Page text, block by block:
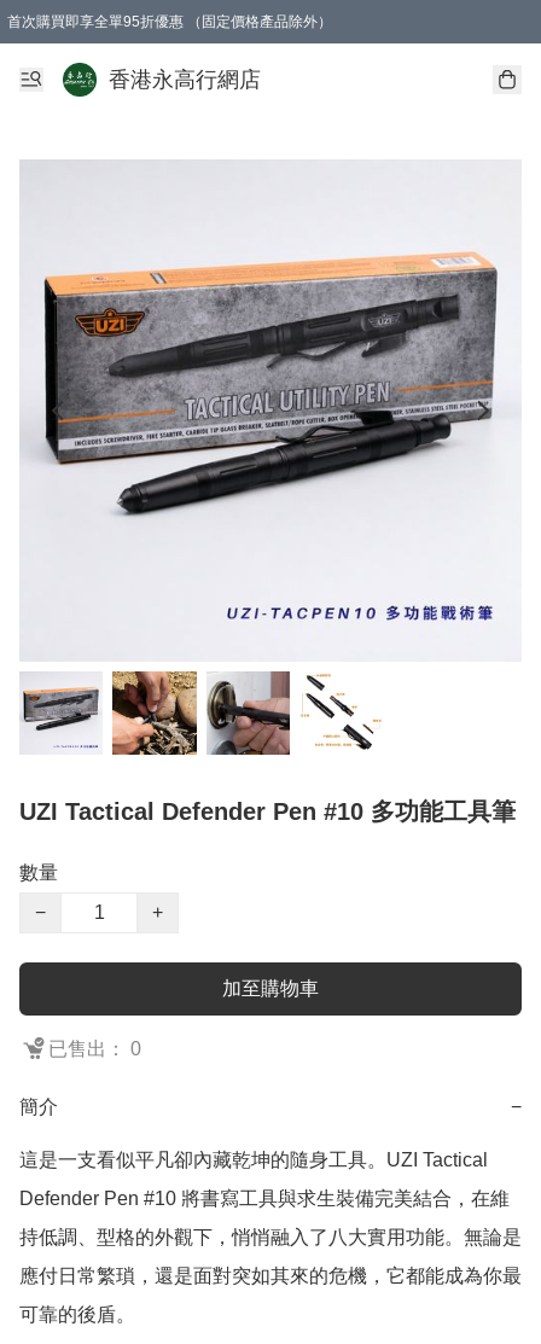
首次購買即享全單95折優惠 （固定價格產品除外）
澳門地區購物滿$800免運費
香港地區購物滿$600免運費
購買滿HK$1000即可免費獲得一個GEARLEX Small Ear Carabiner 2.0 扣環（贈品
香港永高行網店
UZI Tactical Defender Pen #10 多功能工具筆
數量
−
+
加至購物車
已售出： 0
簡介 −
這是一支看似平凡卻內藏乾坤的隨身工具。UZI Tactical
Defender Pen #10 將書寫工具與求生裝備完美結合，在維
持低調、型格的外觀下，悄悄融入了八大實用功能。無論是
應付日常繁瑣，還是面對突如其來的危機，它都能成為你最
可靠的後盾。